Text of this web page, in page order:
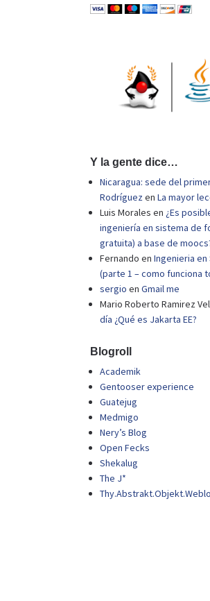
Y la gente dice…
Nicaragua: sede del
Rodríguezen La mayor
Luis Morales en ¿Es
ingeniería en sistema de
gratuita) a base de
Fernando en Ingenieria en
(parte 1 – como funciona
sergio en Gmail me
Mario Roberto Ramirez
día ¿Qué es Jakarta EE?
Blogroll
Academik
Gentooser experience
Guatejug
Medmigo
Nery’s Blog
Open Fecks
Shekalug
The J*